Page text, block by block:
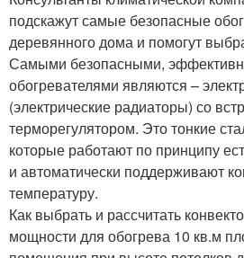
подскажут самые безопасные
деревянного дома и помогут
Самыми безопасными,
обогревателями являются –
(электрические радиаторы) со
терморегулятором. Это тонкие
которые работают по принципу
и автоматически поддерживают
температуру.
Как выбрать и рассчитать
мощности для обогрева 10 кв.м